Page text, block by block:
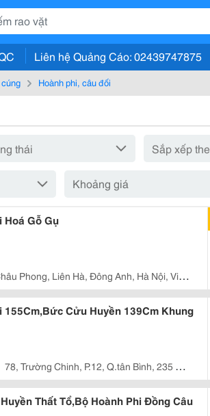
Liên hệ Quảng Cáo: 02439747875
Hoành phi, câu đối
Khoảng giá
Gỗ Gụ
Phong, Liên Hà, Đông Anh, Hà Nội, Việt
155Cm,Bức Cửu Huyền 139Cm Khung
78, Trường Chinh, P.12, Q.tân Bình, 235 Lê
Thất Tổ,Bộ Hoành Phi Đồng Câu